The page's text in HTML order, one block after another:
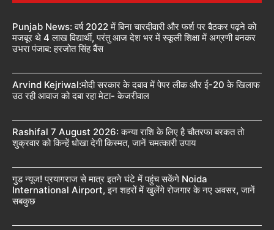
Punjab News: वर्ष 2022 में बिना चारदीवारी और फर्श पर बैठकर पढ़ने को
मजबूर थे 4 लाख विद्यार्थी, परंतु आज देश भर में स्कूली शिक्षा में अग्रणी बनकर
उभरा पंजाब: हरजोत सिंह बैंस
Arvind Kejriwal:मोदी सरकार के दबाव में पेपर लीक और ई-20 के खिलाफ
उठ रही आवाज को दबा रहा मेटा- केजरीवाल
Rashifal 7 August 2026: कन्या राशि के लिए है चौतरफा बरकत तो
शुक्रवार को किन्हें धोखा देगी किस्मत, जानें चमत्कारी उपाय
गुड न्यूज! प्रयागराज से मात्र इतने घंटे में पहुंच सकेंगे Noida
International Airport, इन शहरों में खुलेंगे रोजगार के नए अवसर, जानें
सबकुछ